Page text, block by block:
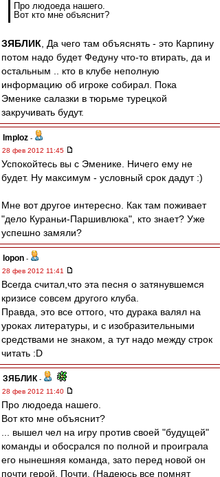
Про людоеда нашего.
Вот кто мне объяснит?
ЗЯБЛИК , Да чего там объяснять - это Карпину
потом надо будет Федуну что-то втирать, да и
остальным .. кто в клубе неполную
информацию об игроке собирал. Пока
Эменике салазки в тюрьме турецкой
закручивать будут.
Imploz -
28 фев 2012 11:45
Успокойтесь вы с Эменике. Ничего ему не
будет. Ну максимум - условный срок дадут :)
Мне вот другое интересно. Как там поживает
"дело Кураньи-Паршивлюка", кто знает? Уже
успешно замяли?
lopon -
28 фев 2012 11:41
Всегда считал,что эта песня о затянувшемся
кризисе совсем другого клуба.
Правда, это все оттого, что дурака валял на
уроках литературы, и с изобразительными
средствами не знаком, а тут надо между строк
читать :D
ЗЯБЛИК -
28 фев 2012 11:40
Про людоеда нашего.
Вот кто мне объяснит?
... вышел чел на игру против своей "будущей"
команды и обосрался по полной и проиграла
его нынешняя команда, зато перед новой он
почти герой. Почти. (Надеюсь все помнят